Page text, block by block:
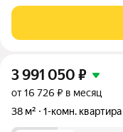
Пятилетки. Находясь в
крупнейших
3 991 050 ₽
от 16 726 ₽ в месяц
38 м²
1-комн. квартира